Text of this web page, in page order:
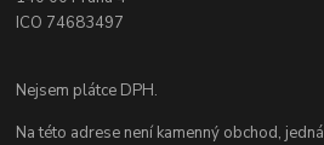
ICO 74683497
Nejsem plátce DPH.
Na této adrese není kamenný obchod,